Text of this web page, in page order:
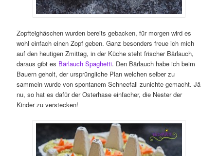
Zopfteighäschen wurden bereits gebacken, für morgen wird es
wohl einfach einen Zopf geben. Ganz besonders freue ich mich
auf den heutigen Zmittag, in der Küche steht frischer Bärlauch,
daraus gibt es Bärlauch Spaghetti. Den Bärlauch habe ich beim
Bauern geholt, der ursprüngliche Plan welchen selber zu
sammeln wurde von spontanem Schneefall zunichte gemacht. Jä
nu, so hat es dafür der Osterhase einfacher, die Nester der
Kinder zu verstecken!